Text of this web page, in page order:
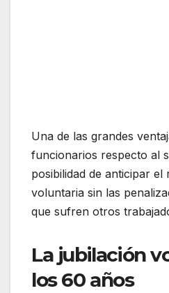
Una de las grandes
funcionarios respecto al
posibilidad de anticipar
voluntaria sin las
que sufren otros
La jubilación
los 60 años